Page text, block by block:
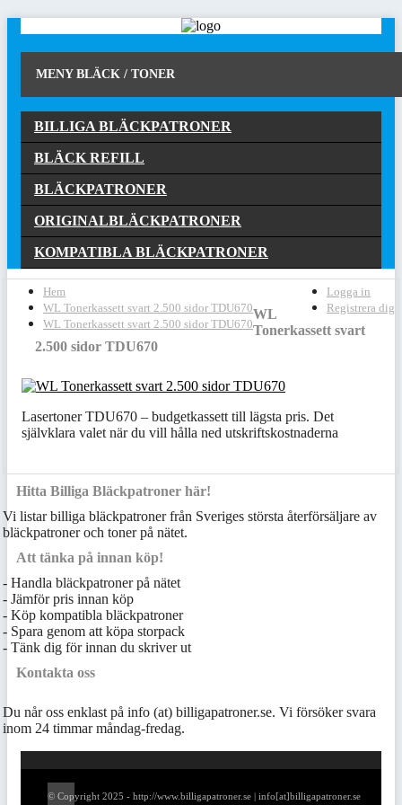
MENY BLÄCK / TONER
BILLIGA BLÄCKPATRONER
BLÄCK REFILL
BLÄCKPATRONER
ORIGINALBLÄCKPATRONER
KOMPATIBLA BLÄCKPATRONER
Hem
WL Tonerkassett svart 2.500 sidor TDU670
WL Tonerkassett svart 2.500 sidor TDU670
Logga in
Registrera dig
WL
Tonerkassett svart
2.500 sidor TDU670
Lasertoner TDU670 – budgetkassett till lägsta pris. Det
självklara valet när du vill hålla ned utskriftskostnaderna
Hitta Billiga Bläckpatroner här!
Vi listar billiga bläckpatroner från Sveriges största återförsäljare av
bläckpatroner och toner på nätet.
Att tänka på innan köp!
- Handla bläckpatroner på nätet
- Jämför pris innan köp
- Köp kompatibla bläckpatroner
- Spara genom att köpa storpack
- Tänk dig för innan du skriver ut
Kontakta oss
Du når oss enklast på info (at) billigapatroner.se. Vi försöker svara
inom 24 timmar måndag-fredag.
© Copyright 2025 - http://www.billigapatroner.se | info[at]billigapatroner.se